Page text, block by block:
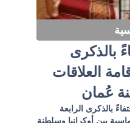
بالذكرى
العلاقات
عُمان
بالذكرى الرابعة
بين أوكرانيا وسلطنة